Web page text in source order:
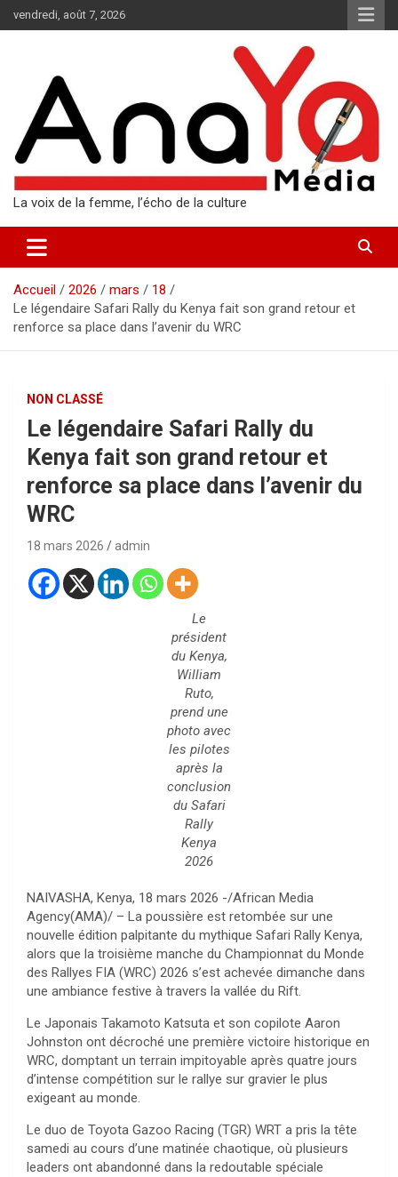
au
vendredi, août 7, 2026
La voix de la femme, l’écho de la culture
Accueil 2026 mars
18
Le légendaire Safari Rally du Kenya fait son grand retour et
renforce sa place dans l’avenir du WRC
NON CLASSÉ
Le légendaire Safari Rally du
Kenya fait son grand retour et
renforce sa place dans l’avenir du
WRC
18 mars 2026 admin
Le
président
du Kenya,
William
Ruto,
prend une
photo avec
les pilotes
après la
conclusion
du Safari
Rally
Kenya
2026
NAIVASHA, Kenya, 18 mars 2026 -/African Media
Agency(AMA)/ – La poussière est retombée sur une
nouvelle édition palpitante du mythique Safari Rally Kenya,
alors que la troisième manche du Championnat du Monde
des Rallyes FIA (WRC) 2026 s’est achevée dimanche dans
une ambiance festive à travers la vallée du Rift.
Le Japonais Takamoto Katsuta et son copilote Aaron
Johnston ont décroché une première victoire historique en
WRC, domptant un terrain impitoyable après quatre jours
d’intense compétition sur le rallye sur gravier le plus
exigeant au monde.
Le duo de Toyota Gazoo Racing (TGR) WRT a pris la tête
samedi au cours d’une matinée chaotique, où plusieurs
leaders ont abandonné dans la redoutable spéciale